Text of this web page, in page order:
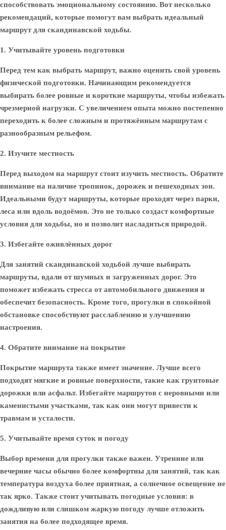
способствовать эмоциональному состоянию. Вот несколько
рекомендаций, которые помогут вам выбрать идеальный
маршрут для скандинавской ходьбы.
1. Учитывайте уровень подготовки
Перед тем как выбрать маршрут, важно оценить свой уровень
физической подготовки. Начинающим рекомендуется
выбирать более ровные и короткие маршруты, чтобы избежать
чрезмерной нагрузки. С увеличением опыта можно постепенно
переходить к более сложным и протяжённым маршрутам с
разнообразным рельефом.
2. Изучите местность
Перед выходом на маршрут стоит изучить местность. Обратите
внимание на наличие тропинок, дорожек и пешеходных зон.
Идеальными будут маршруты, которые проходят через парки,
леса или вдоль водоёмов. Это не только создаст комфортные
условия для ходьбы, но и позволит насладиться природой.
3. Избегайте оживлённых дорог
Для занятий скандинавской ходьбой лучше выбирать
маршруты, вдали от шумных и загруженных дорог. Это
поможет избежать стресса от автомобильного движения и
обеспечит безопасность. Кроме того, прогулки в спокойной
обстановке способствуют расслаблению и улучшению
настроения.
4. Обратите внимание на покрытие
Покрытие маршрута также имеет значение. Лучше всего
подходят мягкие и ровные поверхности, такие как грунтовые
дорожки или асфальт. Избегайте маршрутов с неровными или
каменистыми участками, так как они могут привести к
травмам и усталости.
5. Учитывайте время суток и погоду
Выбор времени для прогулки также важен. Утренние или
вечерние часы обычно более комфортны для занятий, так как
температура воздуха более приятная, а солнечное освещение не
так ярко. Также стоит учитывать погодные условия: в
дождливую или слишком жаркую погоду лучше отложить
занятия на более подходящее время.